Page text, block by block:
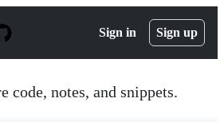
Sign in Sign up
code, notes, and snippets.